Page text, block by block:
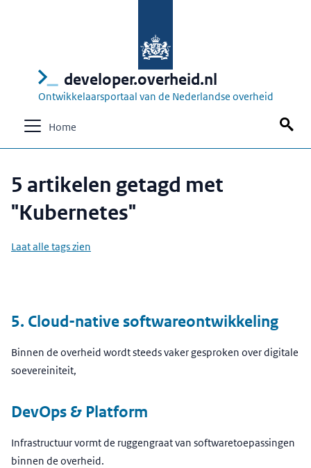
developer.overheid.nl
Ontwikkelaarsportaal van de Nederlandse overheid
Home
5 artikelen getagd met
"Kubernetes"
Laat alle tags zien
5. Cloud-native softwareontwikkeling
Binnen de overheid wordt steeds vaker gesproken over digitale
soevereiniteit,
DevOps & Platform
Infrastructuur vormt de ruggengraat van softwaretoepassingen
binnen de overheid.